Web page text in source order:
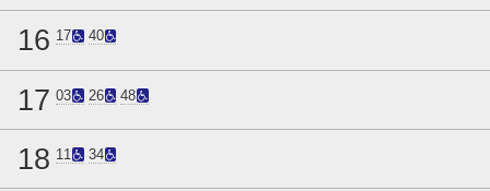
16 17 40
17 03 26 48
18 11 34